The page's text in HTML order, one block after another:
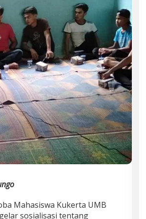
Mahasiswa Kukerta UMB
sosialisasi tentang